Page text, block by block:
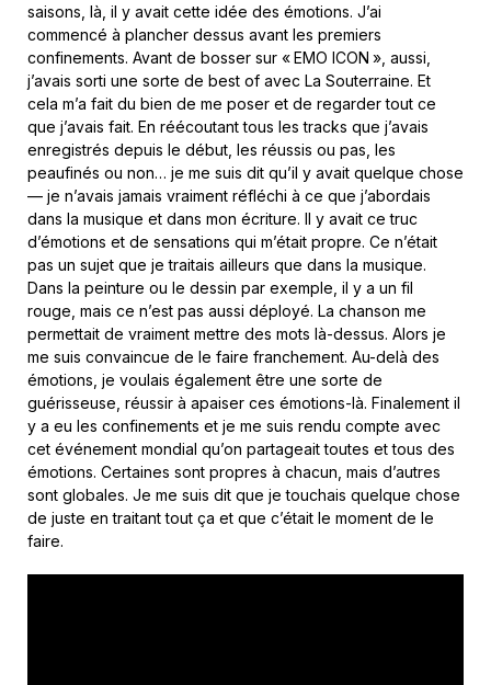
saisons, là, il y avait cette idée des émotions. J’ai
commencé à plancher dessus avant les premiers
confinements. Avant de bosser sur « EMO ICON », aussi,
j’avais sorti une sorte de best of avec La Souterraine. Et
cela m’a fait du bien de me poser et de regarder tout ce
que j’avais fait. En réécoutant tous les tracks que j’avais
enregistrés depuis le début, les réussis ou pas, les
peaufinés ou non… je me suis dit qu’il y avait quelque chose
— je n’avais jamais vraiment réfléchi à ce que j’abordais
dans la musique et dans mon écriture. Il y avait ce truc
d’émotions et de sensations qui m’était propre. Ce n’était
pas un sujet que je traitais ailleurs que dans la musique.
Dans la peinture ou le dessin par exemple, il y a un fil
rouge, mais ce n’est pas aussi déployé. La chanson me
permettait de vraiment mettre des mots là-dessus. Alors je
me suis convaincue de le faire franchement. Au-delà des
émotions, je voulais également être une sorte de
guérisseuse, réussir à apaiser ces émotions-là. Finalement il
y a eu les confinements et je me suis rendu compte avec
cet événement mondial qu’on partageait toutes et tous des
émotions. Certaines sont propres à chacun, mais d’autres
sont globales. Je me suis dit que je touchais quelque chose
de juste en traitant tout ça et que c’était le moment de le
faire.